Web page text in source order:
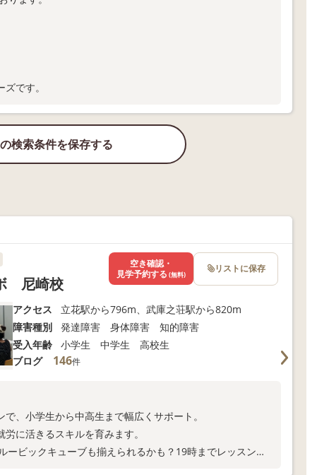
です。
検索条件を保存する
尼崎校
アクセス
立花駅から796m、武庫之荘駅から820m
障害種別
発達障害 身体障害 知的障害
受入年齢
小学生 中学生 高校生
ブログ
146件
、小学生から中高生まで幅広くサポート。
に活きるスキルを育みます。
ービックキューブも揃えられるかも？19時までレッスン
空き確認・
見学予約する (無料) リストに保存